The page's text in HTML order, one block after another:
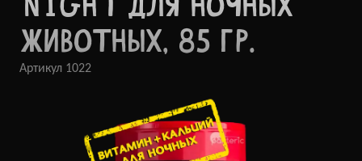
ЖИВОТ­НЫХ, 85 ГР.
Артикул 1022